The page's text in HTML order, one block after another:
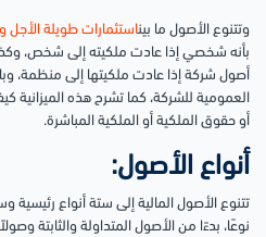
وتتنوع الأصول ما بيناستثمارات طويلة الأجل
بأنه شخصي إذا عادت ملكيته إلى شخص،
أصول شركة إذا عادت ملكيتها إلى منظمة،
العمومية للشركة، كما تشرح هذه الميزانية
أو حقوق الملكية أو الملكية المباشرة.
أنواع الأصول:
نوعًا، بدءًا من الأصول المتداولة والثابتة